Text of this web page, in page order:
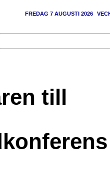
FREDAG 7 AUGUSTI 2026
till